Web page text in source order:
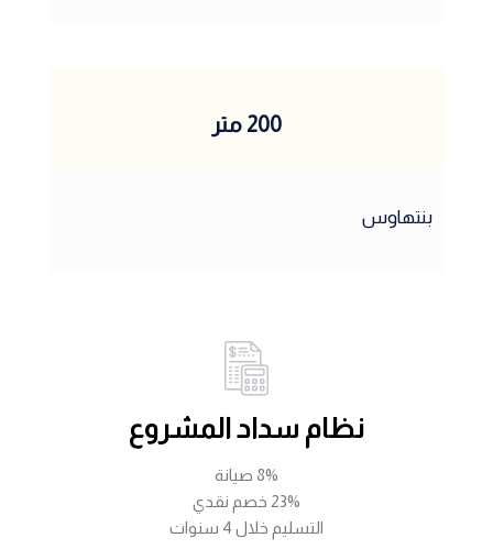
200 متر
بنتهاوس
نظام سداد المشروع
8% صيانة
23% خصم نقدي
التسليم خلال 4 سنوات